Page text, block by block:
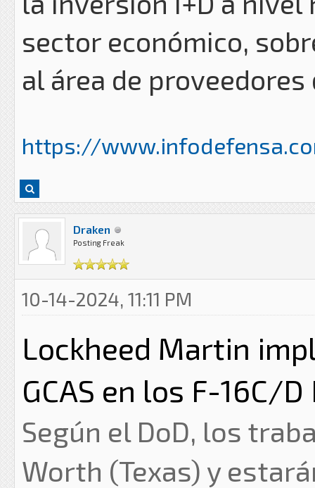
sector económico,
al área de
https://
Draken
Posting Freak
10-14-2024, 11:11 PM
Lockheed Martin
GCAS en los F-16C/
Según el DoD, los
Worth (Texas) y